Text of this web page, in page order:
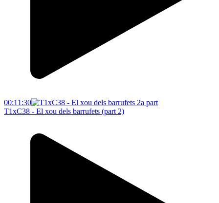
00:11:30
T1xC38 - El xou dels barrufets (part 2)